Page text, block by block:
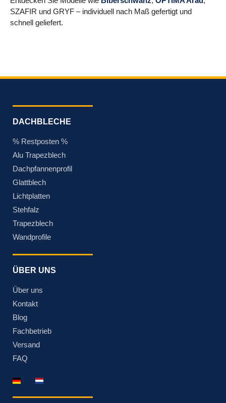
SZAFIR und GRYF – individuell nach Maß gefertigt und
schnell geliefert.
DACHBLECHE
% Restposten %
Alu Trapezblech
Dachpfannenprofil
Glattblech
Lichtplatten
Stehfalz
Trapezblech
Wandprofile
ÜBER UNS
Über uns
Kontakt
Blog
Fachbetrieb
Versand
FAQ